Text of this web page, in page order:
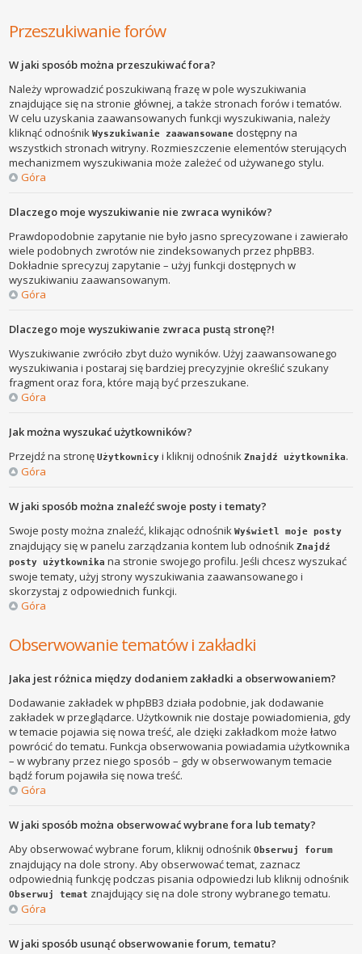
Przeszukiwanie forów
W jaki sposób można przeszukiwać fora?
Należy wprowadzić poszukiwaną frazę w pole wyszukiwania
znajdujące się na stronie głównej, a także stronach forów i tematów.
W celu uzyskania zaawansowanych funkcji wyszukiwania, należy
kliknąć odnośnikWyszukiwanie zaawansowane dostępny na
wszystkich stronach witryny. Rozmieszczenie elementów sterujących
mechanizmem wyszukiwania może zależeć od używanego stylu.
Góra
Dlaczego moje wyszukiwanie nie zwraca wyników?
Prawdopodobnie zapytanie nie było jasno sprecyzowane i zawierało
wiele podobnych zwrotów nie zindeksowanych przez phpBB3.
Dokładnie sprecyzuj zapytanie – użyj funkcji dostępnych w
wyszukiwaniu zaawansowanym.
Góra
Dlaczego moje wyszukiwanie zwraca pustą stronę?!
Wyszukiwanie zwróciło zbyt dużo wyników. Użyj zaawansowanego
wyszukiwania i postaraj się bardziej precyzyjnie określić szukany
fragment oraz fora, które mają być przeszukane.
Góra
Jak można wyszukać użytkowników?
Przejdź na stronęUżytkownicy i kliknij odnośnikZnajdź użytkownika.
Góra
W jaki sposób można znaleźć swoje posty i tematy?
Swoje posty można znaleźć, klikając odnośnikWyświetl moje posty
znajdujący się w panelu zarządzania kontem lub odnośnikZnajdź
posty użytkownika na stronie swojego profilu. Jeśli chcesz wyszukać
swoje tematy, użyj strony wyszukiwania zaawansowanego i
skorzystaj z odpowiednich funkcji.
Góra
Obserwowanie tematów i zakładki
Jaka jest różnica między dodaniem zakładki a obserwowaniem?
Dodawanie zakładek w phpBB3 działa podobnie, jak dodawanie
zakładek w przeglądarce. Użytkownik nie dostaje powiadomienia, gdy
w temacie pojawia się nowa treść, ale dzięki zakładkom może łatwo
powrócić do tematu. Funkcja obserwowania powiadamia użytkownika
– w wybrany przez niego sposób – gdy w obserwowanym temacie
bądź forum pojawiła się nowa treść.
Góra
W jaki sposób można obserwować wybrane fora lub tematy?
Aby obserwować wybrane forum, kliknij odnośnikObserwuj forum
znajdujący na dole strony. Aby obserwować temat, zaznacz
odpowiednią funkcję podczas pisania odpowiedzi lub kliknij odnośnik
Obserwuj temat znajdujący się na dole strony wybranego tematu.
Góra
W jaki sposób usunąć obserwowanie forum, tematu?